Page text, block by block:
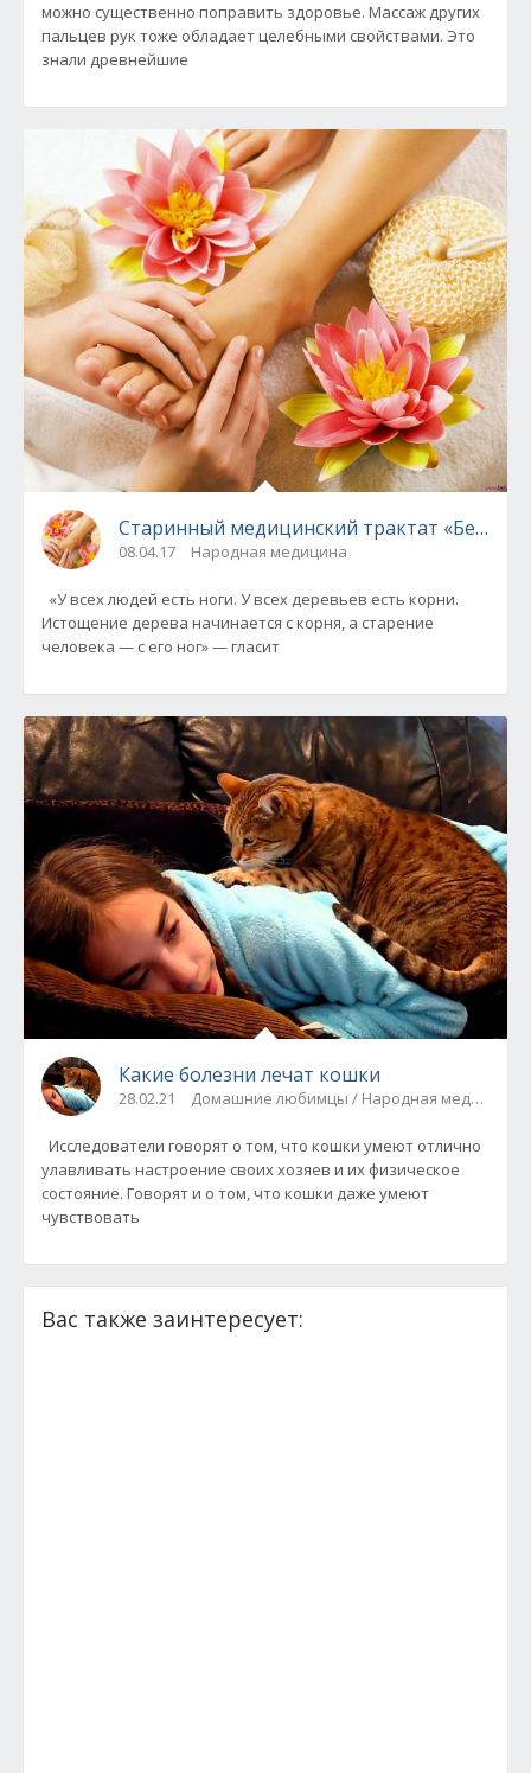
можно существенно поправить здоровье. Массаж других
пальцев рук тоже обладает целебными свойствами. Это
знали древнейшие
Старинный медицинский трактат
08.04.17 Народная медицина
«У всех людей есть ноги. У всех деревьев есть корни.
Истощение дерева начинается с корня, а старение
человека — с его ног» — гласит
Какие болезни лечат кошки
28.02.21 Домашние любимцы / Народная медицина
улавливать настроение своих хозяев и их физическое
состояние. Говорят и о том, что кошки даже умеют
чувствовать
Вас также заинтересует: